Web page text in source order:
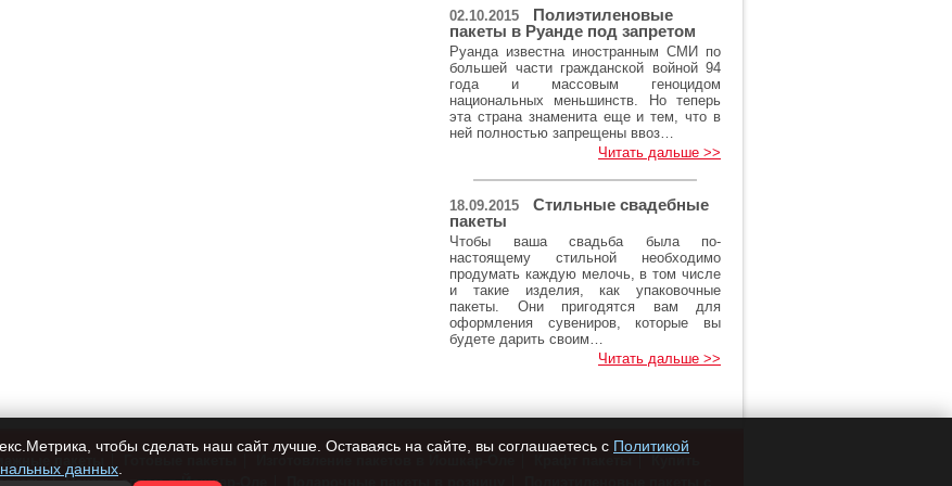
02.10.2015
Полиэтиленовые
пакеты в Руанде под запретом
Руанда известна иностранным СМИ по
большей части гражданской войной 94
года и массовым геноцидом
национальных меньшинств. Но теперь
эта страна знаменита еще и тем, что в
ней полностью запрещены ввоз…
Читать дальше >>
18.09.2015
Стильные свадебные
пакеты
Чтобы ваша свадьба была по-
настоящему стильной необходимо
продумать каждую мелочь, в том числе
и такие изделия, как упаковочные
пакеты. Они пригодятся вам для
оформления сувениров, которые вы
будете дарить своим…
Читать дальше >>
Пакеты оптом в Йошкар-Оле
чтобы сделать наш сайт лучше. Оставаясь на сайте, вы соглашаетесь с Политикой
данных